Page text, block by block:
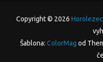
Copyright © 2026
Šablona: ColorMag od